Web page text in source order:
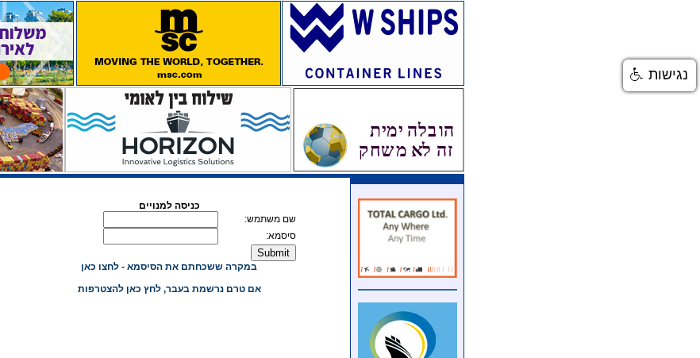
כניסה למנויים
שם משתמש:
סיסמא:
במקרה ששכחתם את הסיסמא - לחצו כאן
אם טרם נרשמת בעבר, לחץ כאן להצטרפות
נגישות